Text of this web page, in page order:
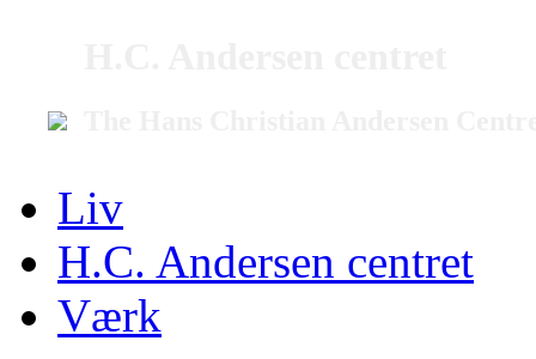
Liv
H.C. Andersen centret
Værk